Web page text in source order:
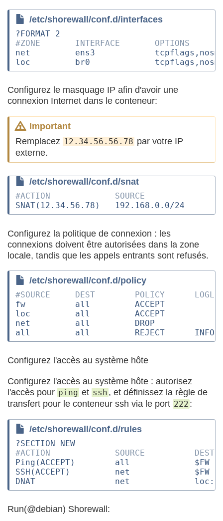
/etc/shorewall/conf.d/interfaces
?FORMAT 2
#ZONE       INTERFACE       OPTIONS
net         ens3
loc         br0
Configurez le masquage IP afin d'avoir une
connexion Internet dans le conteneur:
Important
Remplacez 12.34.56.56.78 par votre IP
externe.
/etc/shorewall/conf.d/snat
#ACTION             SOURCE
SNAT(12.34.56.78)   192.168.0.0/24
Configurez la politique de connexion : les
connexions doivent être autorisées dans la zone
locale, tandis que les appels entrants sont refusés.
/etc/shorewall/conf.d/policy
#SOURCE     DEST        POLICY
fw          all         ACCEPT
loc         all         ACCEPT
net         all         DROP
all         all         REJECT      INFO
Configurez l'accès au système hôte
Configurez l'accès au système hôte : autorisez
l'accès pour ping et ssh , et définissez la règle de
transfert pour le conteneur ssh via le port 222 :
/etc/shorewall/conf.d/rules
?SECTION NEW
#ACTION             SOURCE
Ping(ACCEPT)        all             $FW
SSH(ACCEPT)         net             $FW
DNAT                net
Run(@debian) Shorewall: